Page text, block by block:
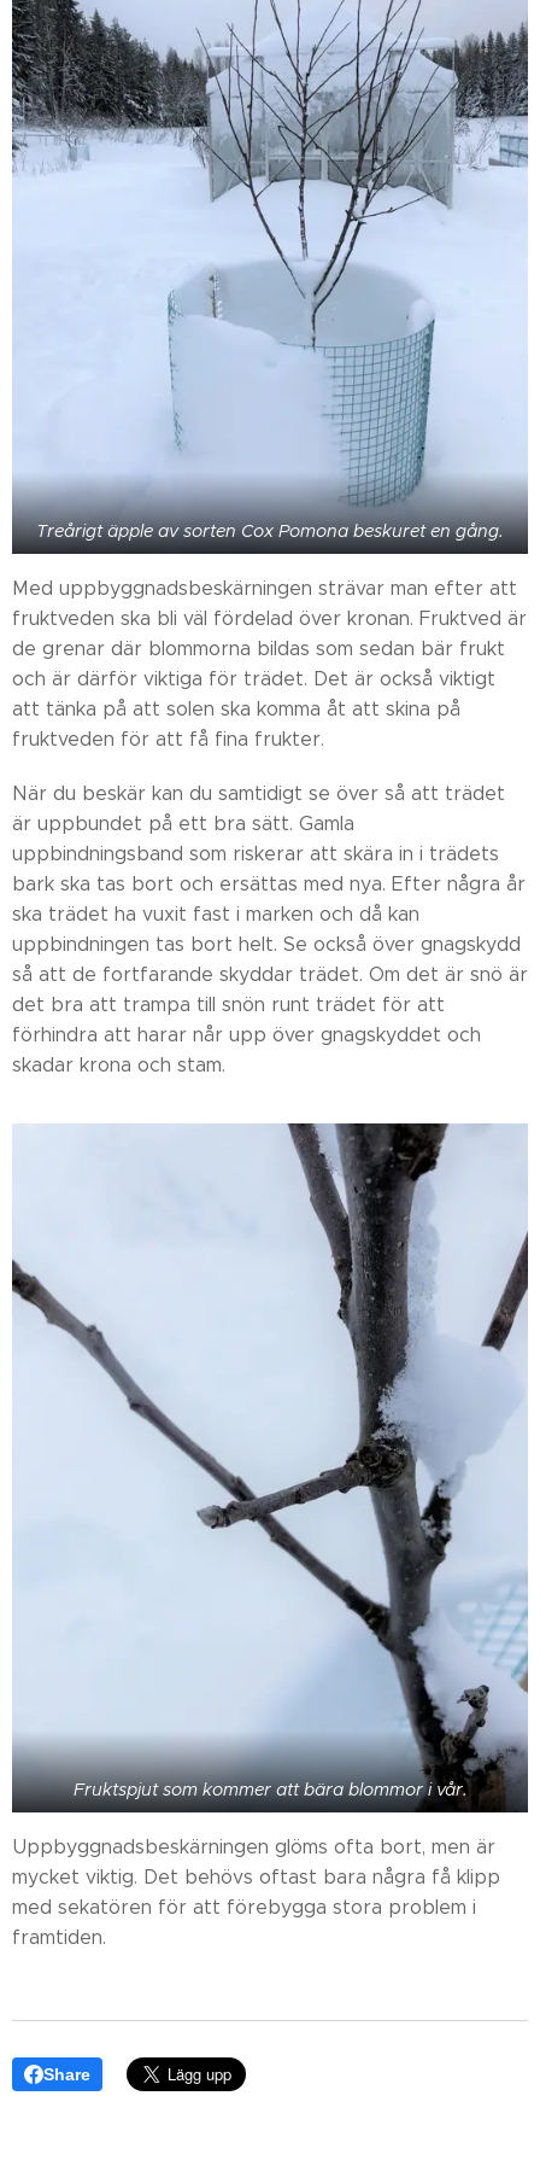
Treårigt äpple av sorten Cox Pomona beskuret en gång.
Med uppbyggnadsbeskärningen strävar man efter att
fruktveden ska bli väl fördelad över kronan. Fruktved är
de grenar där blommorna bildas som sedan bär frukt
och är därför viktiga för trädet. Det är också viktigt
att tänka på att solen ska komma åt att skina på
fruktveden för att få fina frukter.
När du beskär kan du samtidigt se över så att trädet
är uppbundet på ett bra sätt. Gamla
uppbindningsband som riskerar att skära in i trädets
bark ska tas bort och ersättas med nya. Efter några år
ska trädet ha vuxit fast i marken och då kan
uppbindningen tas bort helt. Se också över gnagskydd
så att de fortfarande skyddar trädet. Om det är snö är
det bra att trampa till snön runt trädet för att
förhindra att harar når upp över gnagskyddet och
skadar krona och stam.
Fruktspjut som kommer att bära blommor i vår.
Uppbyggnadsbeskärningen glöms ofta bort, men är
mycket viktig. Det behövs oftast bara några få klipp
med sekatören för att förebygga stora problem i
framtiden.
Share